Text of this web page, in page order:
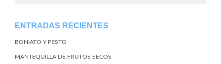
ENTRADAS RECIENTES
BONIATO Y PESTO
MANTEQUILLA DE FRUTOS SECOS